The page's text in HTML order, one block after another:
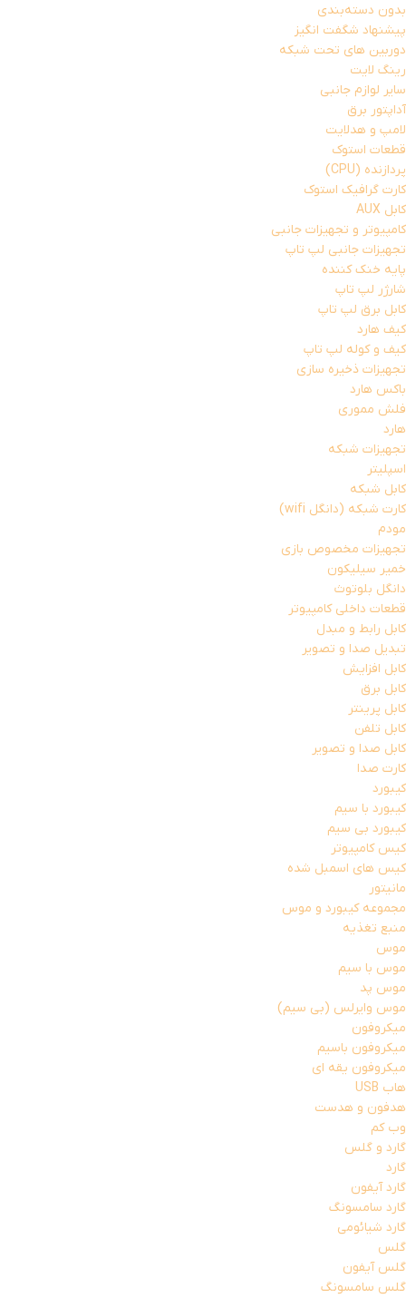
بدون دسته‌بندی
پیشنهاد شگفت انگیز
دوربین های تحت شبکه
رینگ لایت
سایر لوازم جانبی
آداپتور برق
لامپ و هدلایت
قطعات استوک
پردازنده (CPU)
کارت گرافیک استوک
کابل AUX
کامپیوتر و تجهیزات جانبی
تجهیزات جانبی لپ تاپ
پایه خنک کننده
شارژر لپ تاپ
کابل برق لپ تاپ
کیف هارد
کیف و کوله لپ تاپ
تجهیزات ذخیره سازی
باکس هارد
فلش مموری
هارد
تجهیزات شبکه
اسپلیتر
کابل شبکه
کارت شبکه (دانگل wifi)
مودم
تجهیزات مخصوص بازی
خمیر سیلیکون
دانگل بلوتوث
قطعات داخلی کامپیوتر
کابل رابط و مبدل
تبدیل صدا و تصویر
کابل افزایش
کابل برق
کابل پرینتر
کابل تلفن
کابل صدا و تصویر
کارت صدا
کیبورد
کیبورد با سیم
کیبورد بی سیم
کیس کامپیوتر
کیس های اسمبل شده
مانیتور
مجموعه کیبورد و موس
منبع تغذیه
موس
موس با سیم
موس پد
موس وایرلس (بی سیم)
میکروفون
میکروفون باسیم
میکروفون یقه ای
هاب USB
هدفون و هدست
وب کم
گارد و گلس
گارد
گارد آیفون
گارد سامسونگ
گارد شیائومی
گلس
گلس آیفون
گلس سامسونگ